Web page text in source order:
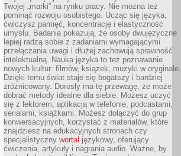
Twojej „marki” na rynku pracy. Nie można też
pominąć rozwoju osobistego. Ucząc się języka,
ćwiczysz pamięć, koncentrację i elastyczność
umysłu. Badania pokazują, że osoby dwujęzyczne
lepiej radzą sobie z zadaniami wymagającymi
przełączania uwagi i dłużej zachowują sprawność
intelektualną. Nauka języka to też poznawanie
nowych kultur: filmów, książek, muzyki w oryginale.
Dzięki temu świat staje się bogatszy i bardziej
zróżnicowany. Dorosły ma tę przewagę, że może
dobrać metody idealne dla siebie. Możesz uczyć
się z lektorem, aplikacją w telefonie, podcastami,
serialami, książkami. Możesz dołączyć do grup
konwersacyjnych, korzystać z materiałów, które
znajdziesz na edukacyjnych stronach czy
specjalistyczny wortal językowy, oferujący
ćwiczenia, artykuły i nagrania audio. Ważne, by